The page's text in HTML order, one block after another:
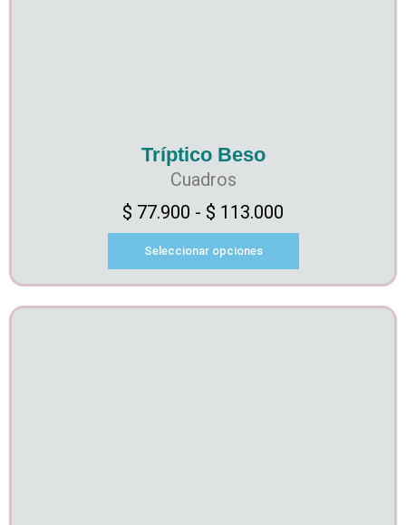
Tríptico Beso
Cuadros
$ 77.900 - $ 113.000
Seleccionar opciones